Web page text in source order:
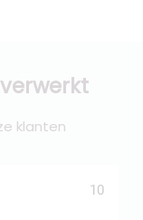
klanten
10